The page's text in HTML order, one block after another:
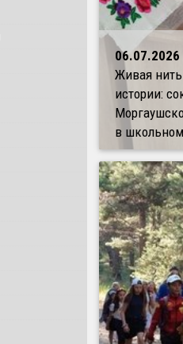
06.07.2026
Живая нить
истории:
в